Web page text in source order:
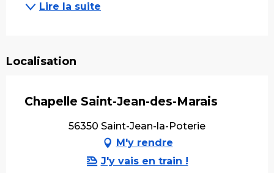
Lire la suite
Localisation
Chapelle Saint-Jean-des-Marais
56350 Saint-Jean-la-Poterie
M'y rendre
J'y vais en train !